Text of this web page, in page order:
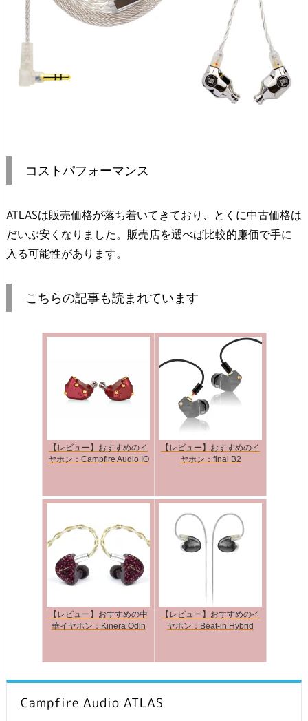
コストパフォーマンス
ATLASは販売価格が落ち着いてきており、とくに中古価格は
だいぶ安くなりました。販売店を選べば比較的廉価で手に
入る可能性があります。
こちらの記事も読まれています
【レビュー】おすすめのイ
ヤホン：Campfire Audio IO
【レビュー】おすすめのイ
ヤホン：final B2
【レビュー】おすすめの中
華イヤホン：Kinera Odin
【レビュー】おすすめのイ
ヤホン：Beat-in Hybrid
Campfire Audio ATLAS